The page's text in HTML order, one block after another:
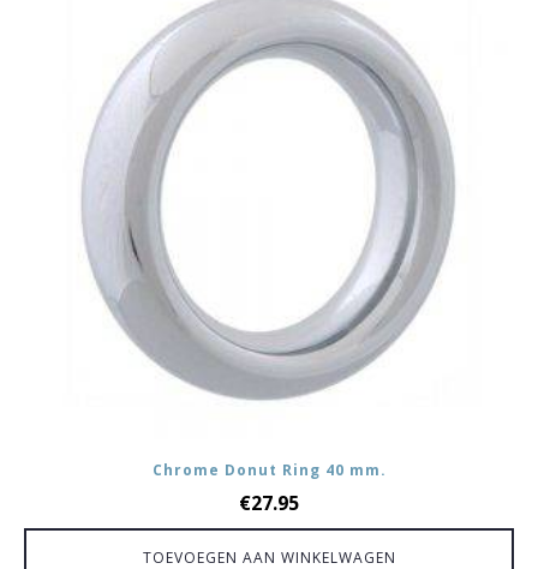
Chrome Donut Ring 40 mm.
€27.95
TOEVOEGEN AAN WINKELWAGEN